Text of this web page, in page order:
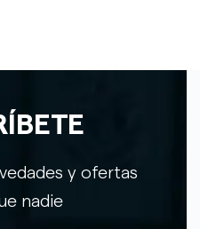
y ofertas
nadie